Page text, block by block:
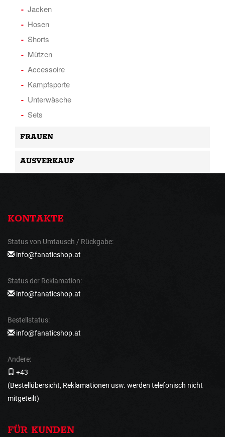
Jacken
Hosen
Shorts
Mützen
Accessoire
Kampfsporte
Unterwäsche
Sets
FRAUEN
AUSVERKAUF
KONTAKTE
Status von Umtausch / Rückgabe:
info@fanaticshop.at
Status der Reklamation:
info@fanaticshop.at
Bestellstatus:
info@fanaticshop.at
Andere:
+43
(Bestellübersicht, Reklamationen usw. werden telefonisch nicht
mitgeteilt)
FÜR KUNDEN